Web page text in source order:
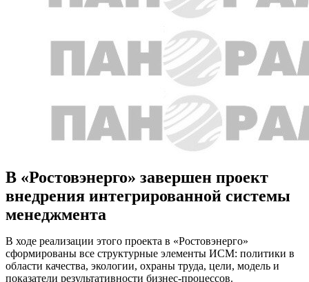
В «Ростовэнерго» завершен проект
внедрения интегрированной системы
менеджмента
В ходе реализации этого проекта в «Ростовэнерго»
сформированы все структурные элементы ИСМ: политики в
области качества, экологии, охраны труда, цели, модель и
показатели результативности бизнес-процессов.